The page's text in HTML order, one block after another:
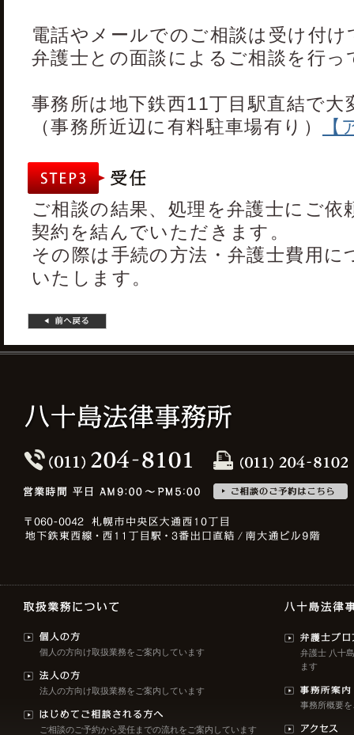
電話やメールでのご相談は受け付
弁護士との面談によるご相談を行っ
事務所は地下鉄西11丁目駅直結で大
（事務所近辺に有料駐車場有り）
ご相談の結果、処理を弁護士にご依
契約を結んでいただきます。
その際は手続の方法・弁護士費用に
いたします。
個人の方向け取扱業務をご案内しています
法人の方向け取扱業務をご案内しています
ご相談のご予約から受任までの流れをご案内しています
弁護士 八十
ます
事務所概要